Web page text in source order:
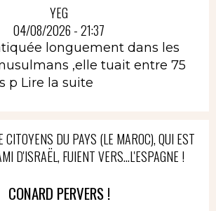
YEG
04/08/2026 - 21:37
longuement dans les
,elle tuait entre 75
p Lire la suite
CITOYENS DU PAYS (LE MAROC), QUI EST
D'ISRAËL, FUIENT VERS...L'ESPAGNE !
CONARD PERVERS !